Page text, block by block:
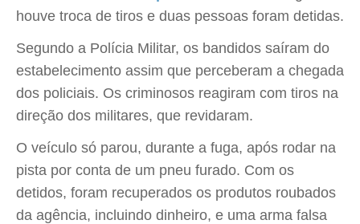
houve troca de tiros e duas pessoas foram detidas.
Segundo a Polícia Militar, os bandidos saíram do
estabelecimento assim que perceberam a chegada
dos policiais. Os criminosos reagiram com tiros na
direção dos militares, que revidaram.
O veículo só parou, durante a fuga, após rodar na
pista por conta de um pneu furado. Com os
detidos, foram recuperados os produtos roubados
da agência, incluindo dinheiro, e uma arma falsa